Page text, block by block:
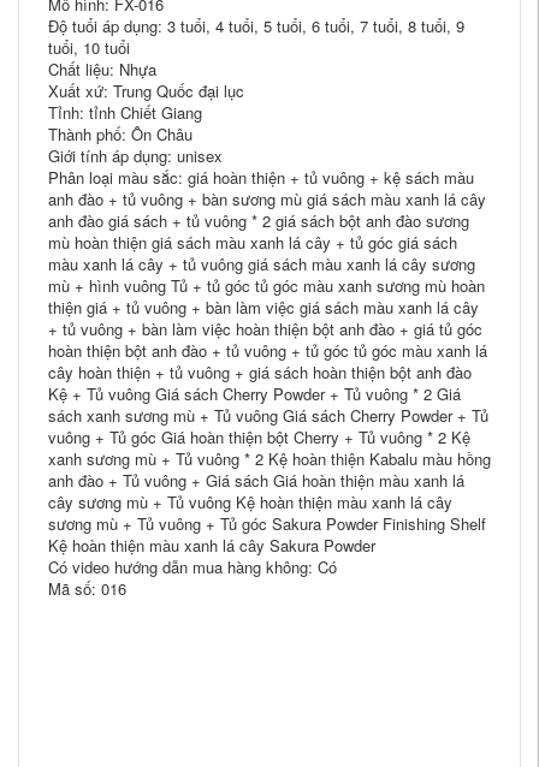
Độ tuổi áp dụng: 3 tuổi, 4 tuổi, 5 tuổi, 6 tuổi, 7 tuổi, 8 tuổi, 9
tuổi, 10 tuổi
Chất liệu: Nhựa
Xuất xứ: Trung Quốc đại lục
Tỉnh: tỉnh Chiết Giang
Thành phố: Ôn Châu
Giới tính áp dụng: unisex
Phân loại màu sắc: giá hoàn thiện + tủ vuông + kệ sách màu
anh đào + tủ vuông + bàn sương mù giá sách màu xanh lá cây
anh đào giá sách + tủ vuông * 2 giá sách bột anh đào sương
mù hoàn thiện giá sách màu xanh lá cây + tủ góc giá sách
màu xanh lá cây + tủ vuông giá sách màu xanh lá cây sương
mù + hình vuông Tủ + tủ góc tủ góc màu xanh sương mù hoàn
thiện giá + tủ vuông + bàn làm việc giá sách màu xanh lá cây
+ tủ vuông + bàn làm việc hoàn thiện bột anh đào + giá tủ góc
hoàn thiện bột anh đào + tủ vuông + tủ góc tủ góc màu xanh lá
cây hoàn thiện + tủ vuông + giá sách hoàn thiện bột anh đào
Kệ + Tủ vuông Giá sách Cherry Powder + Tủ vuông * 2 Giá
sách xanh sương mù + Tủ vuông Giá sách Cherry Powder + Tủ
vuông + Tủ góc Giá hoàn thiện bột Cherry + Tủ vuông * 2 Kệ
xanh sương mù + Tủ vuông * 2 Kệ hoàn thiện Kabalu màu hồng
anh đào + Tủ vuông + Giá sách Giá hoàn thiện màu xanh lá
cây sương mù + Tủ vuông Kệ hoàn thiện màu xanh lá cây
sương mù + Tủ vuông + Tủ góc Sakura Powder Finishing Shelf
Kệ hoàn thiện màu xanh lá cây Sakura Powder
Có video hướng dẫn mua hàng không: Có
Mã số: 016